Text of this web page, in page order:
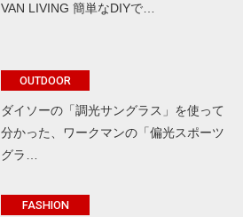
VAN LIVING 簡単なDIYで…
OUTDOOR
ダイソーの「調光サングラス」を使って
分かった、ワークマンの「偏光スポーツ
グラ…
FASHION